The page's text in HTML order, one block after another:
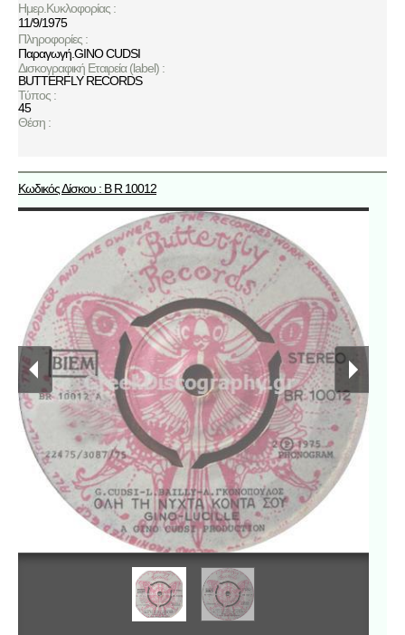
Ημερ.Κυκλοφορίας :
11/9/1975
Πληροφορίες :
Παραγωγή.GINO CUDSI
Δισκογραφική Εταιρεία (label) :
BUTTERFLY RECORDS
Τύπος :
45
Θέση :
Κωδικός Δίσκου : B R 10012